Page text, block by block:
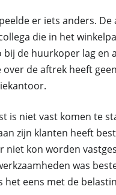
er iets anders.
die in het
bij de huurkoper lag en
over de aftrek heeft
is niet vast komen te
zijn klanten heeft
niet kon worden
was
het eens met de